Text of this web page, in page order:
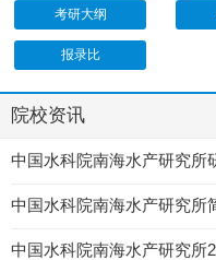
考研大纲
报录比
院校资讯
中国水科院南海水产研究所
中国水科院南海水产研究所
中国水科院南海水产研究所